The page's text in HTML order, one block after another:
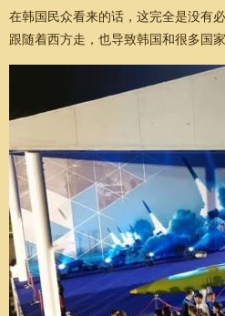
在韩国民众看来的话，这完全是没有
跟随着西方走，也导致韩国和很多国